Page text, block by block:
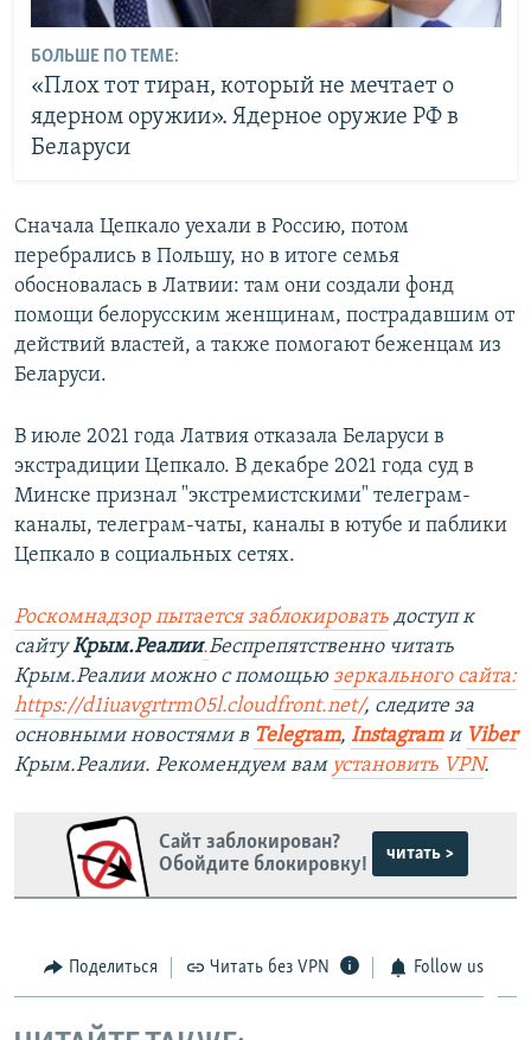
БОЛЬШЕ ПО ТЕМЕ:
«Плох тот тиран, который не мечтает о
ядерном оружии». Ядерное оружие РФ в
Беларуси
Сначала Цепкало уехали в Россию, потом
перебрались в Польшу, но в итоге семья
обосновалась в Латвии: там они создали фонд
помощи белорусским женщинам, пострадавшим от
действий властей, а также помогают беженцам из
Беларуси.
В июле 2021 года Латвия отказала Беларуси в
экстрадиции Цепкало. В декабре 2021 года суд в
Минске признал "экстремистскими" телеграм-
каналы, телеграм-чаты, каналы в ютубе и паблики
Цепкало в социальных сетях.
Роскомнадзор пытается заблокировать доступ к
сайтуКрым.Реалии.Беспрепятственно читать
Крым.Реалии можно с помощью зеркального сайта:
https://d1iuavgrtrm05l.cloudfront.net/, следите за
основными новостями в Telegram, Instagramи Viber
Крым.Реалии. Рекомендуем вам установить VPN.
Сайт заблокирован?
Обойдите блокировку!
читать >
Поделиться Читать без VPN Follow us